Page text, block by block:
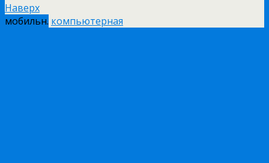
Наверх
мобильн. компьютерная